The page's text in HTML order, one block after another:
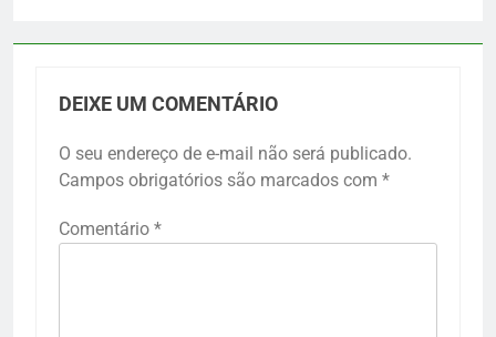
DEIXE UM COMENTÁRIO
O seu endereço de e-mail não será publicado.
Campos obrigatórios são marcados com *
Comentário *